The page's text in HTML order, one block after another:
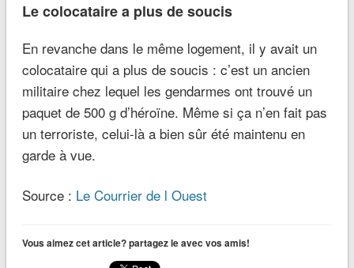
Le colocataire a plus de soucis
En revanche dans le même logement, il y avait un
colocataire qui a plus de soucis : c’est un ancien
militaire chez lequel les gendarmes ont trouvé un
paquet de 500 g d’héroïne. Même si ça n’en fait pas
un terroriste, celui-là a bien sûr été maintenu en
garde à vue.
Source : Le Courrier de l Ouest
Vous aimez cet article? partagez le avec vos amis!